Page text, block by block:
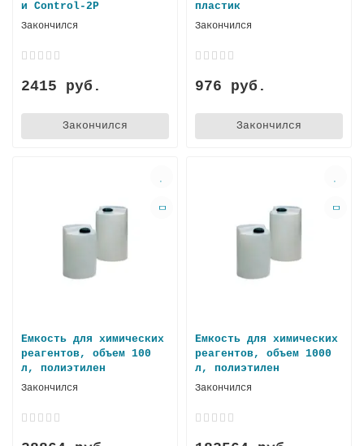
и Control-2P
Закончился
2415 руб.
Закончился
пластик
Закончился
976 руб.
Закончился
Емкость для химических
реагентов, объем 100
л, полиэтилен
Закончился
Емкость для химических
реагентов, объем 1000
л, пoлиэтилен
Закончился